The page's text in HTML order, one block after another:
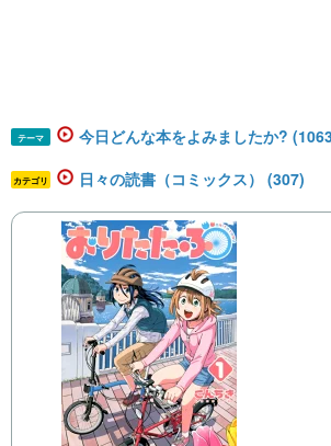
テーマ 今日どんな本をよみましたか?
カテゴリ 日々の読書（コミックス） (307)